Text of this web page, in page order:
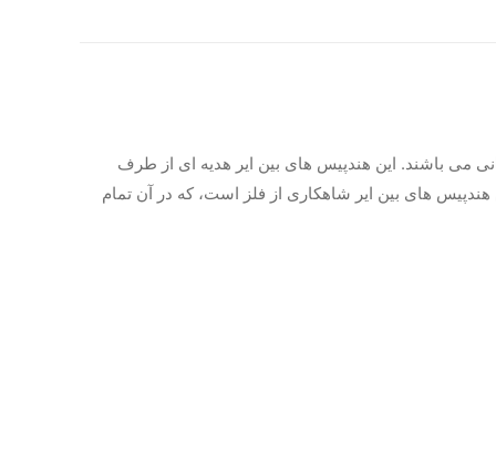
می باشند. این هندپیس های بین ایر هدیه ای از طرف
های بین ایر شاهکاری از فلز است، که در آن تمام